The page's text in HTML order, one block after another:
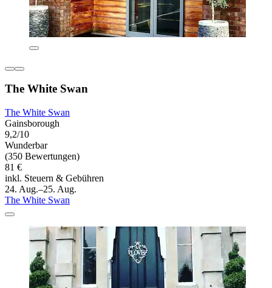
The White Swan
The White Swan
Gainsborough
9,2/10
Wunderbar
(350 Bewertungen)
81 €
inkl. Steuern & Gebühren
24. Aug.–25. Aug.
The White Swan